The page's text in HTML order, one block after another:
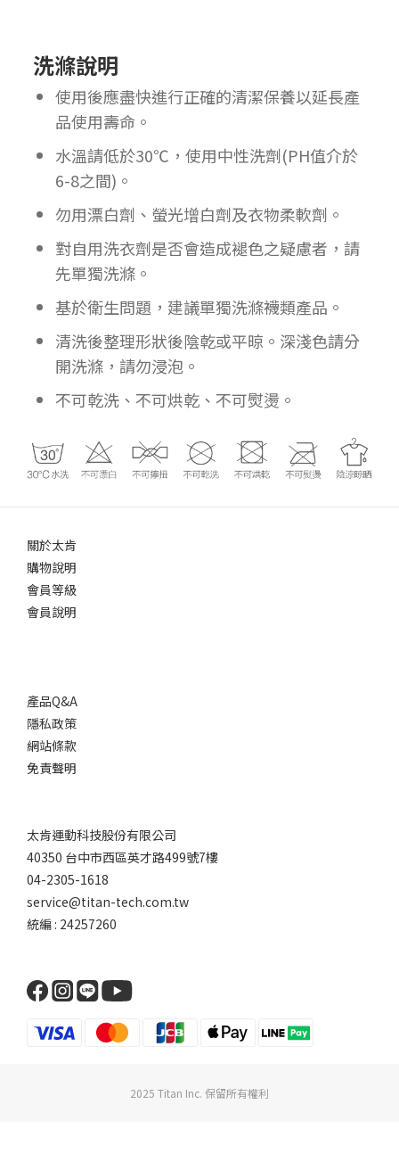
洗滌說明
使用後應盡快進行正確的清潔保養以延長產
品使用壽命。
水溫請低於30℃，使用中性洗劑(PH值介於
6-8之間)。
勿用漂白劑、螢光增白劑及衣物柔軟劑。
對自用洗衣劑是否會造成褪色之疑慮者，請
先單獨洗滌。
基於衛生問題，建議單獨洗滌襪類產品。
清洗後整理形狀後陰乾或平晾。深淺色請分
開洗滌，請勿浸泡。
不可乾洗、不可烘乾、不可熨燙。
關於太肯
購物說明
會員等級
會員說明
產品Q&A
隱私政策
網站條款
免責聲明
太肯運動科技股份有限公司
40350 台中市西區英才路499號7樓
04-2305-1618
service@titan-tech.com.tw
統編 : 24257260
2025 Titan Inc. 保留所有權利